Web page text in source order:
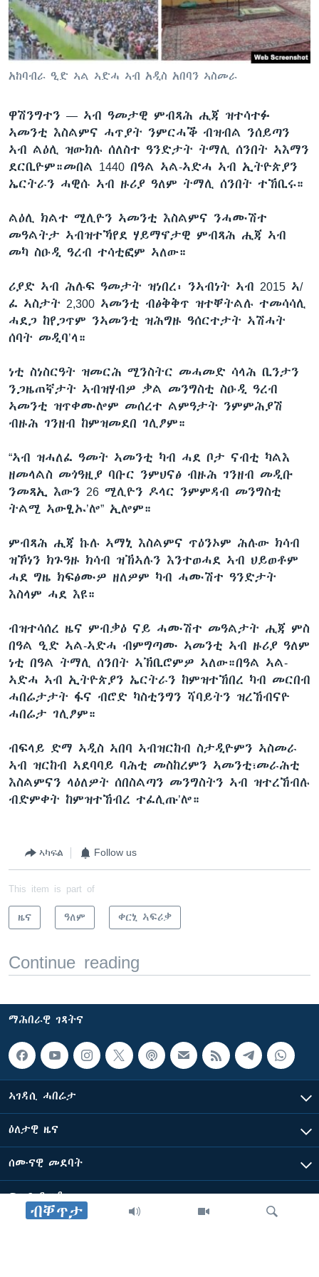
ቂሔ ጽልሚ
ቋንቋታት
ብቐጥታ
አከባብራ ዒድ ኣል ኣድሓ ኣብ አዲስ አበባን ኣስመራ
ዋሽንግተን — ኣብ ዓመታዊ ምብጻሕ ሒጃ ዝተሳተፉ
ኣመንቲ እስልምና ሓጥያት ንምርሓቕ ብዝብል ንሰይጣን
ኣብ ልዕሊ ዝውክሉ ሰለስተ ዓንድታት ትማሊ ሰንበት ኣእማን
ደርቢዮም።መበል 1440 በዓል ኣል-ኣድሓ ኣብ ኢትዮጵያን
ኤርትራን ሓዊሱ ኣብ ዙሪያ ዓለም ትማሊ ሰንበት ተኸቢሩ።
ልዕሊ ክልተ ሚሊዮን ኣመንቲ እስልምና ንሓሙሽተ
መዓልትታ ኣብዝተኻየደ ሃይማኖታዊ ምብጻሕ ሒጃ ኣብ
መካ ስዑዲ ዓረብ ተሳቲፎም ኣለው።
ሪያድ ኣብ ሕሉፍ ዓመታት ዝነበረ፡ ንኣብነት ኣብ 2015 ኣ/
ፈ ኣስታት 2,300 ኣመንቲ ብፅቅቅጥ ዝተቐትልሉ ተመሳሳሊ
ሓደጋ ከየጋጥም ንኣመንቲ ዝሕግዙ ዓሰርተታት ኣሽሓት
ሰባት መዲባ’ላ።
ነቲ ስነስርዓት ዝመርሕ ሚንስትር መሓመድ ሳላሕ ቢንታን
ንጋዜጠኛታት ኣብዝሃብዎ ቃል መንግስቲ ስዑዲ ዓረብ
ኣመንቲ ዝጥቀሙሎም መሰረተ ልምዓታት ንምምሕያሽ
ብዙሕ ገንዘብ ከምዝመደበ ገሊፆም።
“ኣብ ዝሓለፈ ዓመት ኣመንቲ ካብ ሓደ ቦታ ናብቲ ካልእ
ዘመላልስ መጎዓዚያ ባቡር ንምህናፅ ብዙሕ ገንዘብ መዲቡ
ንመጻኢ እውን 26 ሚሊዮን ዶላር ንምምዳብ መንግስቲ
ትልሚ ኣውፂኡ’ሎ” ኢሎም።
ምብጻሕ ሒጃ ኩሉ ኣማኒ እስልምና ጥዕንኦም ሕሉው ክሳብ
ዝኾነን ክጉዓዙ ክሳብ ዝኽኣሉን እንተወሓደ ኣብ ህይወቶም
ሓደ ግዜ ክፍፅሙዎ ዘለዎም ካብ ሓሙሽተ ዓንድታት
እስላም ሓደ እዩ።
ብዝተሳሰረ ዜና ምብቃዕ ናይ ሓሙሽተ መዓልታት ሒጃ ምስ
በዓል ዒድ ኣል-ኣድሓ ብምግጣሙ ኣመንቲ ኣብ ዙሪያ ዓለም
ነቲ በዓል ትማሊ ሰንበት ኣኽቢሮምዎ ኣለው።በዓል ኣል-
ኣድሓ ኣብ ኢትዮጵያን ኤርትራን ከምዝተኸበረ ካብ መርበብ
ሓበሬታታት ፋና ብሮድ ካስቲንግን ሻባይትን ዝረኸብናዮ
ሓበሬታ ገሊፆም።
ብፍላይ ድማ ኣዲስ ኣበባ ኣብዝርከብ ስታዲዮምን ኣስመራ
ኣብ ዝርከብ ኣደባባይ ባሕቲ መስከረምን ኣመንቲ፣መራሕቲ
እስልምናን ላዕለዎት ሰበስልጣን መንግስትን ኣብ ዝተረኸብሉ
ብድምቀት ከምዝተኸብረ ተፈሊጡ’ሎ።
ኣካፍል Follow us
This item is part of
ዜና ዓለም ቀርኒ ኣፍሪቃ
Continue reading
ማሕበራዊ ገጻትና
ኣገዳሲ ሓበሬታ
ዕለታዊ ዜና
ሰሙናዊ መደባት
ፍሉይ ዓምዲ